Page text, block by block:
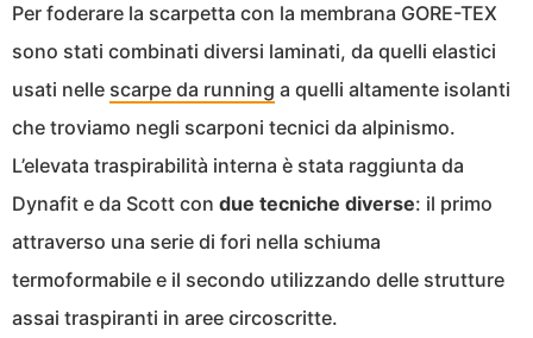
Per foderare la scarpetta con la membrana GORE-TEX
sono stati combinati diversi laminati, da quelli elastici
usati nelle scarpe da running a quelli altamente isolanti
che troviamo negli scarponi tecnici da alpinismo.
L’elevata traspirabilità interna è stata raggiunta da
Dynafit e da Scott con due tecniche diverse: il primo
attraverso una serie di fori nella schiuma
termoformabile e il secondo utilizzando delle strutture
assai traspiranti in aree circoscritte.